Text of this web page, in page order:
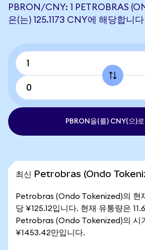
PBRON/CNY: 1 PETROBRAS
은(는) 125.1173 CNY에 해당합니다
PBRON을(를) CNY(으)
최신 Petrobras (Ondo
Petrobras (Ondo Tokenized)의 현
당 ¥125.12입니다. 현재 유통량은
Petrobras (Ondo Tokenized)의 시
¥1453.42만입니다.